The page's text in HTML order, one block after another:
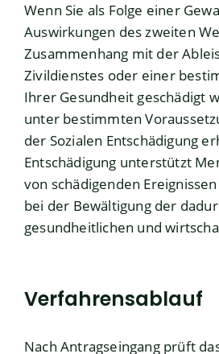
Wenn Sie als Folge einer
Auswirkungen des zweiten
Zusammenhang mit der
Zivildienstes oder einer
Ihrer Gesundheit geschädigt
unter bestimmten
der Sozialen Entschädigung
Entschädigung unterstützt
von schädigenden
bei der Bewältigung der
gesundheitlichen und
Verfahrensablauf
Nach Antragseingang prüft